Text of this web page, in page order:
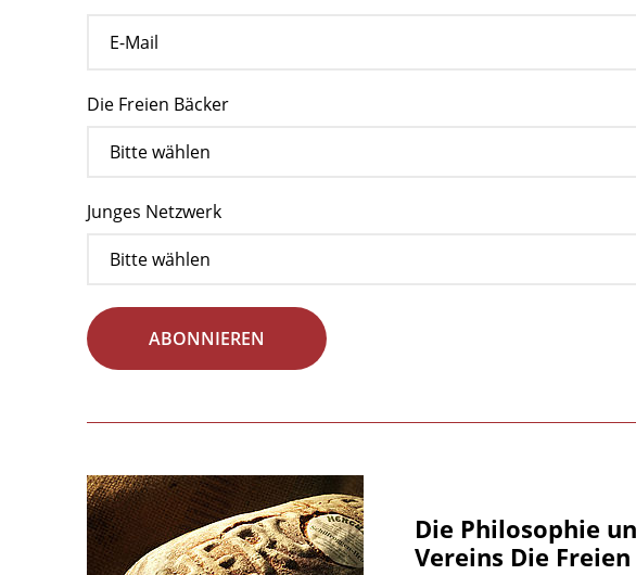
Die Freien Bäcker
Junges Netzwerk
ABONNIEREN
Die Philosophie
Vereins Die